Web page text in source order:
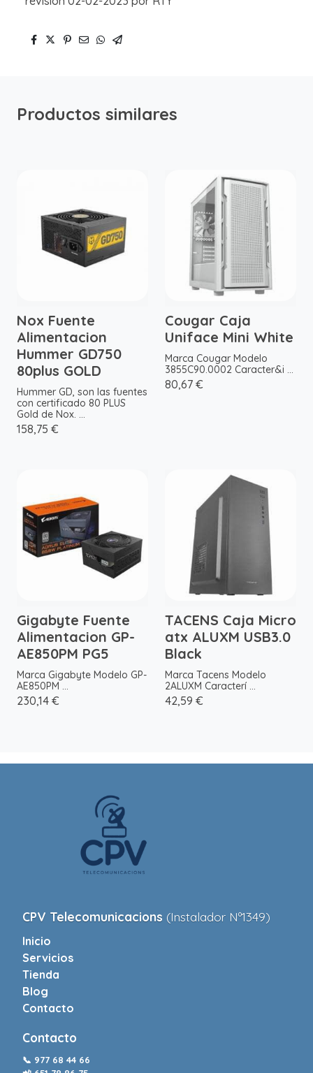
Productos similares
Nox Fuente
Alimentacion
Hummer GD750
80plus GOLD
Hummer GD, son las fuentes
con certificado 80 PLUS
Gold de Nox. ...
158,75 €
Cougar Caja
Uniface Mini White
Marca Cougar Modelo
3855C90.0002 Caracter&i ...
80,67 €
Gigabyte Fuente
Alimentacion GP-
AE850PM PG5
Marca Gigabyte Modelo GP-
AE850PM ...
230,14 €
TACENS Caja Micro
atx ALUXM USB3.0
Black
Marca Tacens Modelo
2ALUXM Caracterí ...
42,59 €
CPV Telecomunicacions (Instalador Nº1349)
Inicio
Servicios
Tienda
Blog
Contacto
Contacto
📞 977 68 44 66